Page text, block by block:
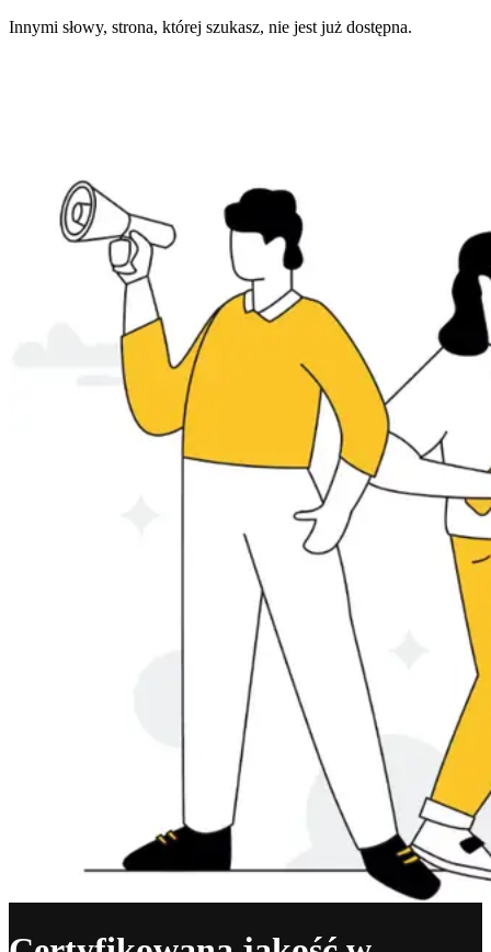
Innymi słowy, strona, której szukasz, nie jest już dostępna.